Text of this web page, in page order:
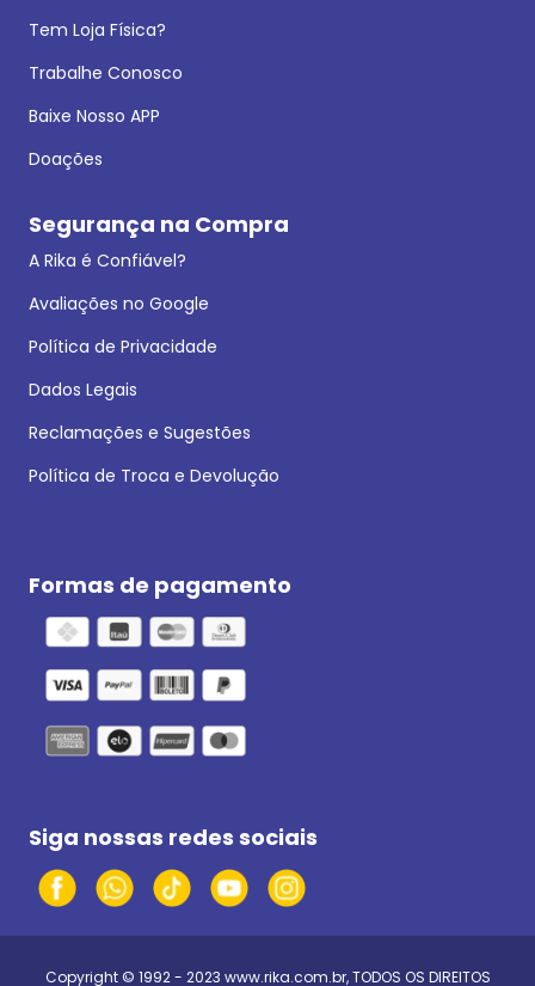
Tem Loja Física?
Trabalhe Conosco
Baixe Nosso APP
Doações
Segurança na Compra
A Rika é Confiável?
Avaliações no Google
Política de Privacidade
Dados Legais
Reclamações e Sugestões
Política de Troca e Devolução
Formas de pagamento
Siga nossas redes sociais
Copyright © 1992 - 2023 www.rika.com.br, TODOS OS DIREITOS